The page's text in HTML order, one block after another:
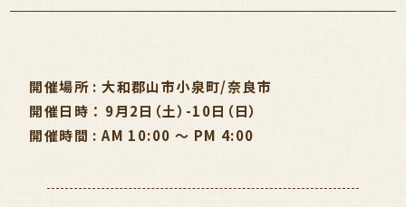
開催場所 : 大和郡山市小泉町/奈良市
開催日時 ： 9月2日（土）-10日（日）
開催時間 : AM 10:00 〜 PM 4:00